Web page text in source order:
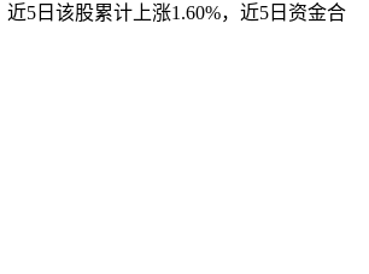
5日该股累计上涨1.60%，近5日资金合